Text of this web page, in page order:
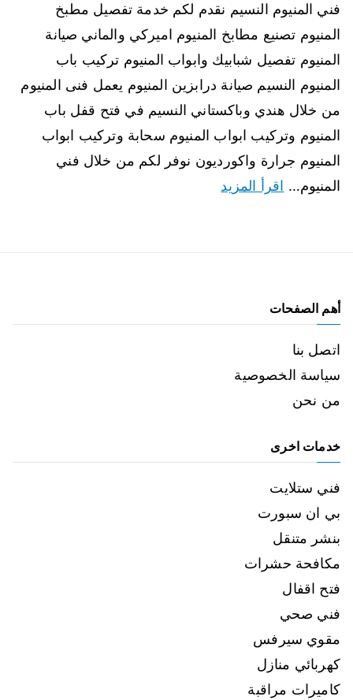
فني المنيوم النسيم نقدم لكم خدمة تفصيل مطبخ
المنيوم تصنيع مطابخ المنيوم اميركي والماني صيانة
المنيوم تفصيل شبابيك وابواب المنيوم تركيب باب
المنيوم النسيم صيانة درابزين المنيوم يعمل فنى المنيوم
من خلال هندي وباكستاني النسيم في فتح قفل باب
المنيوم وتركيب ابواب المنيوم سحابة وتركيب ابواب
المنيوم جرارة واكورديون نوفر لكم من خلال فني
المنيوم… اقرأ المزيد
أهم الصفحات
اتصل بنا
سياسة الخصوصية
من نحن
خدمات اخرى
فني ستلايت
بي ان سبورت
بنشر متنقل
مكافحة حشرات
فتح اقفال
فني صحي
مقوي سيرفس
كهربائي منازل
كاميرات مراقبة